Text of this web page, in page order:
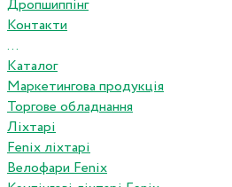
Дропшиппінг
Контакти
...
Каталог
Маркетингова продукція
Торгове обладнання
Ліхтарі
Fenix ліхтарі
Велофари Fenix